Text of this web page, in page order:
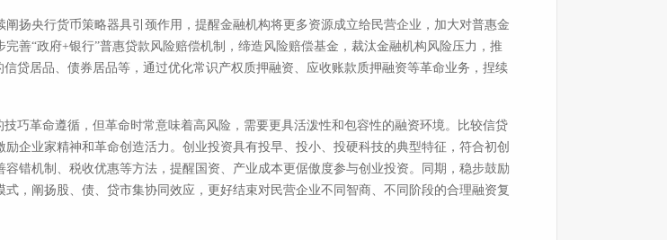
扬央行货币策略器具引颈作用，提醒金融机构将更多资源成立给民营企业，加大对普惠金
善“政府+银行”普惠贷款风险赔偿机制，缔造风险赔偿基金，裁汰金融机构风险压力，推
贷居品、债券居品等，通过优化常识产权质押融资、应收账款质押融资等革命业务，捏续
巧革命遵循，但革命时常意味着高风险，需要更具活泼性和包容性的融资环境。比较信贷
企业家精神和革命创造活力。创业投资具有投早、投小、投硬科技的典型特征，符合初创
错机制、税收优惠等方法，提醒国资、产业成本更倨傲度参与创业投资。同期，稳步鼓励
，阐扬股、债、贷市集协同效应，更好结束对民营企业不同智商、不同阶段的合理融资复